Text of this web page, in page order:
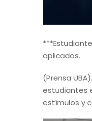
aplicados.
(Prensa
estudiantes
estímulos y